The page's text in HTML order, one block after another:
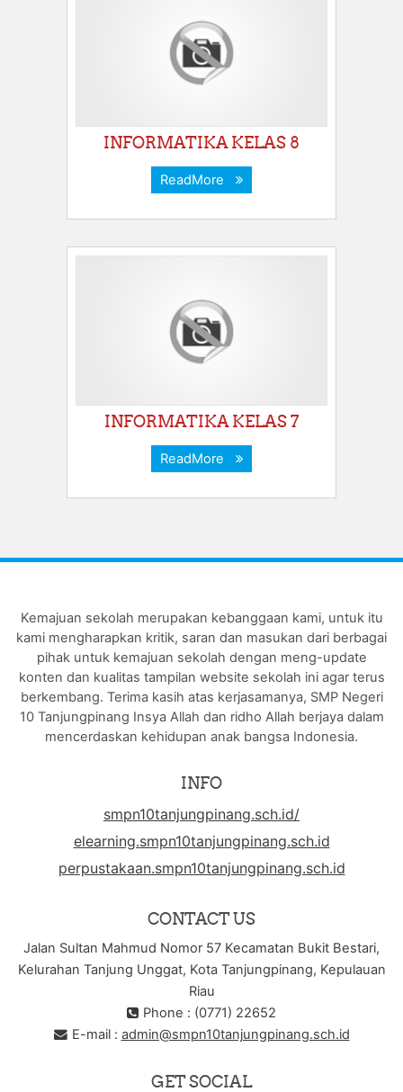
INFORMATIKA KELAS 8
ReadMore
INFORMATIKA KELAS 7
ReadMore
Kemajuan sekolah merupakan kebanggaan kami, untuk itu
kami mengharapkan kritik, saran dan masukan dari berbagai
pihak untuk kemajuan sekolah dengan meng-update
konten dan kualitas tampilan website sekolah ini agar terus
berkembang. Terima kasih atas kerjasamanya, SMP Negeri
10 Tanjungpinang Insya Allah dan ridho Allah berjaya dalam
mencerdaskan kehidupan anak bangsa Indonesia.
INFO
smpn10tanjungpinang.sch.id/
elearning.smpn10tanjungpinang.sch.id
perpustakaan.smpn10tanjungpinang.sch.id
CONTACT US
Jalan Sultan Mahmud Nomor 57 Kecamatan Bukit Bestari,
Kelurahan Tanjung Unggat, Kota Tanjungpinang, Kepulauan
Riau
Phone : (0771) 22652
E-mail : admin@smpn10tanjungpinang.sch.id
GET SOCIAL